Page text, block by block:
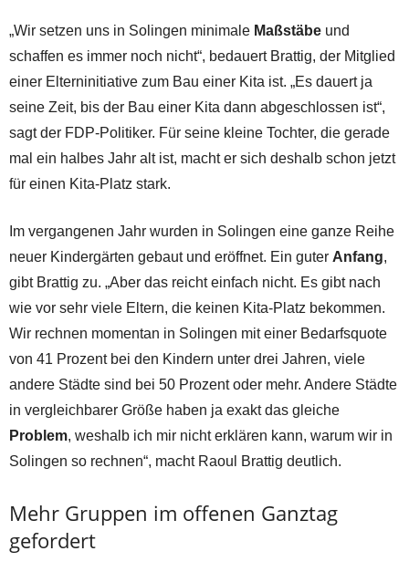
„Wir setzen uns in Solingen minimale Maßstäbe und
schaffen es immer noch nicht“, bedauert Brattig, der Mitglied
einer Elterninitiative zum Bau einer Kita ist. „Es dauert ja
seine Zeit, bis der Bau einer Kita dann abgeschlossen ist“,
sagt der FDP-Politiker. Für seine kleine Tochter, die gerade
mal ein halbes Jahr alt ist, macht er sich deshalb schon jetzt
für einen Kita-Platz stark.
Im vergangenen Jahr wurden in Solingen eine ganze Reihe
neuer Kindergärten gebaut und eröffnet. Ein guter Anfang,
gibt Brattig zu. „Aber das reicht einfach nicht. Es gibt nach
wie vor sehr viele Eltern, die keinen Kita-Platz bekommen.
Wir rechnen momentan in Solingen mit einer Bedarfsquote
von 41 Prozent bei den Kindern unter drei Jahren, viele
andere Städte sind bei 50 Prozent oder mehr. Andere Städte
in vergleichbarer Größe haben ja exakt das gleiche
Problem, weshalb ich mir nicht erklären kann, warum wir in
Solingen so rechnen“, macht Raoul Brattig deutlich.
Mehr Gruppen im offenen Ganztag
gefordert